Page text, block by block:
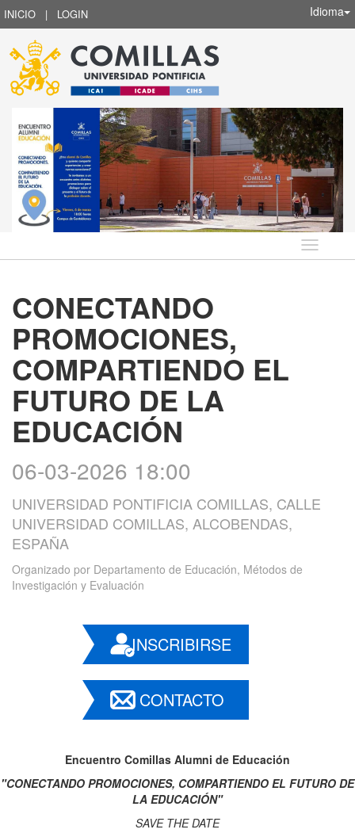
INICIO | LOGIN Idioma
Idioma
CONECTANDO
PROMOCIONES,
COMPARTIENDO EL
FUTURO DE LA
EDUCACIÓN
06-03-2026 18:00
UNIVERSIDAD PONTIFICIA COMILLAS, CALLE
UNIVERSIDAD COMILLAS, ALCOBENDAS,
ESPAÑA
Organizado por Departamento de Educación, Métodos de
Investigación y Evaluación
INSCRIBIRSE
CONTACTO
Encuentro Comillas Alumni de Educación
"CONECTANDO PROMOCIONES, COMPARTIENDO EL FUTURO DE
LA EDUCACIÓN"
SAVE THE DATE